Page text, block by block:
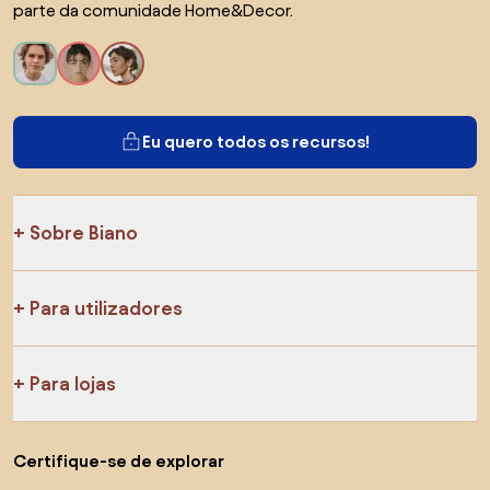
parte da comunidade Home&Decor.
Eu quero todos os recursos!
Sobre Biano
Para utilizadores
Para lojas
Certifique-se de explorar